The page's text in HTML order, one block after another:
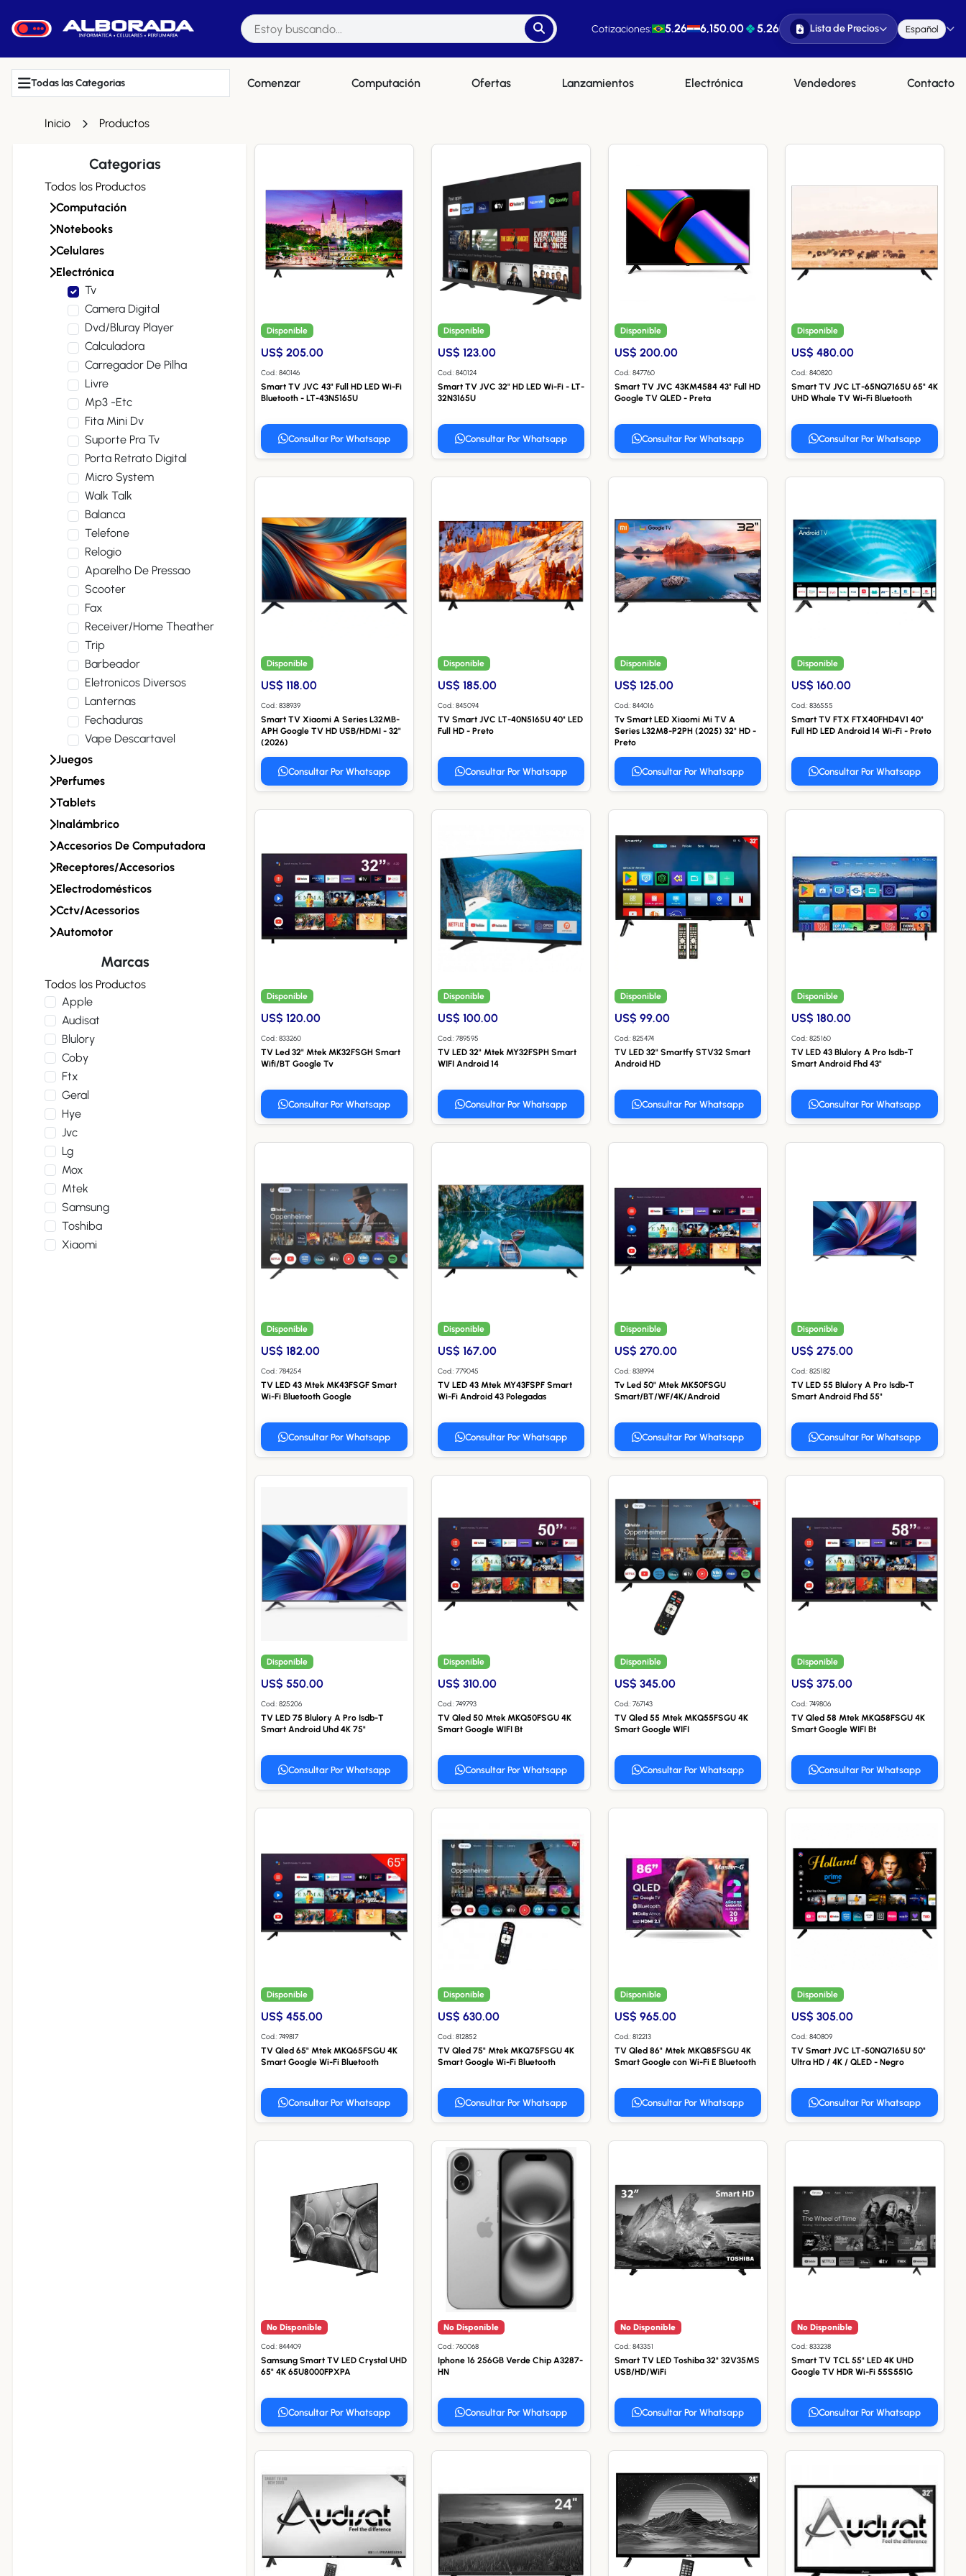
Cotizaciones: 5.26 6,150.00 5.26 Lista de Precios Español
Todas las Categorias Comenzar Computación Ofertas Lanzamientos Electrónica Vendedores Contacto
Inicio Productos
Categorias
Todos los Productos
Computación
Notebooks
Celulares
Electrónica
Tv
Camera Digital
Dvd/bluray Player
Calculadora
Carregador De Pilha
Livre
Mp3 -etc
Fita Mini Dv
Suporte Pra Tv
Porta Retrato Digital
Micro System
Walk Talk
Balanca
Telefone
Relogio
Aparelho De Pressao
Scooter
Fax
Receiver/home Theather
Trip
Barbeador
Eletronicos Diversos
Lanternas
Fechaduras
Vape Descartavel
Juegos
Perfumes
Tablets
Inalámbrico
Accesorios De Computadora
Receptores/accesorios
Electrodomésticos
Cctv/acessorios
Automotor
Marcas
Todos los Productos
Apple
Audisat
Blulory
Coby
Ftx
Geral
Hye
Jvc
Lg
Mox
Mtek
Samsung
Toshiba
Xiaomi
Disponible
US$ 205.00
Cod.: 840146
Smart TV JVC 43" Full HD LED Wi-Fi
Bluetooth - LT-43N5165U
Consultar Por Whatsapp
Disponible
US$ 123.00
Cod.: 840124
Smart TV JVC 32" HD LED Wi-Fi - LT-
32N3165U
Consultar Por Whatsapp
Disponible
US$ 200.00
Cod.: 847760
Smart TV JVC 43KM4584 43" Full HD
Google TV QLED - Preta
Consultar Por Whatsapp
Disponible
US$ 480.00
Cod.: 840820
Smart TV JVC LT-65NQ7165U 65" 4K
UHD Whale TV Wi-Fi Bluetooth
Consultar Por Whatsapp
Disponible
US$ 118.00
Cod.: 838939
Smart TV Xiaomi A Series L32MB-
APH Google TV HD USB/HDMI - 32"
(2026)
Consultar Por Whatsapp
Disponible
US$ 185.00
Cod.: 845094
TV Smart JVC LT-40N5165U 40" LED
Full HD - Preto
Consultar Por Whatsapp
Disponible
US$ 125.00
Cod.: 844016
Tv Smart LED Xiaomi Mi TV A
Series L32M8-P2PH (2025) 32" HD -
Preto
Consultar Por Whatsapp
Disponible
US$ 160.00
Cod.: 836555
Smart TV FTX FTX40FHD4V1 40"
Full HD LED Android 14 Wi-Fi - Preto
Consultar Por Whatsapp
Disponible
US$ 120.00
Cod.: 833260
TV Led 32" Mtek MK32FSGH Smart
Wifi/BT Google Tv
Consultar Por Whatsapp
Disponible
US$ 100.00
Cod.: 789595
TV LED 32" Mtek MY32FSPH Smart
WIFI Android 14
Consultar Por Whatsapp
Disponible
US$ 99.00
Cod.: 825474
TV LED 32" Smartfy STV32 Smart
Android HD
Consultar Por Whatsapp
Disponible
US$ 180.00
Cod.: 825160
TV LED 43 Blulory A Pro Isdb-T
Smart Android Fhd 43"
Consultar Por Whatsapp
Disponible
US$ 182.00
Cod.: 784254
TV LED 43 Mtek MK43FSGF Smart
Wi-Fi Bluetooth Google
Consultar Por Whatsapp
Disponible
US$ 167.00
Cod.: 779045
TV LED 43 Mtek MY43FSPF Smart
Wi-Fi Android 43 Polegadas
Consultar Por Whatsapp
Disponible
US$ 270.00
Cod.: 838994
Tv Led 50" Mtek MK50FSGU
Smart/BT/WF/4K/Android
Consultar Por Whatsapp
Disponible
US$ 275.00
Cod.: 825182
TV LED 55 Blulory A Pro Isdb-T
Smart Android Fhd 55"
Consultar Por Whatsapp
Disponible
US$ 550.00
Cod.: 825206
TV LED 75 Blulory A Pro Isdb-T
Smart Android Uhd 4K 75"
Consultar Por Whatsapp
Disponible
US$ 310.00
Cod.: 749793
TV Qled 50 Mtek MKQ50FSGU 4K
Smart Google WIFI Bt
Consultar Por Whatsapp
Disponible
US$ 345.00
Cod.: 767143
TV Qled 55 Mtek MKQ55FSGU 4K
Smart Google WIFI
Consultar Por Whatsapp
Disponible
US$ 375.00
Cod.: 749806
TV Qled 58 Mtek MKQ58FSGU 4K
Smart Google WIFI Bt
Consultar Por Whatsapp
Disponible
US$ 455.00
Cod.: 749817
TV Qled 65" Mtek MKQ65FSGU 4K
Smart Google Wi-Fi Bluetooth
Consultar Por Whatsapp
Disponible
US$ 630.00
Cod.: 812852
TV Qled 75" Mtek MKQ75FSGU 4K
Smart Google Wi-Fi Bluetooth
Consultar Por Whatsapp
Disponible
US$ 965.00
Cod.: 812213
TV Qled 86" Mtek MKQ85FSGU 4K
Smart Google con Wi-Fi E Bluetooth
Consultar Por Whatsapp
Disponible
US$ 305.00
Cod.: 840809
TV Smart JVC LT-50NQ7165U 50"
Ultra HD / 4K / QLED - Negro
Consultar Por Whatsapp
No Disponible
Cod.: 844409
Samsung Smart TV LED Crystal UHD
65" 4K 65U8000FPXPA
Consultar Por Whatsapp
No Disponible
Cod.: 760068
Iphone 16 256GB Verde Chip A3287-
HN
Consultar Por Whatsapp
No Disponible
Cod.: 843351
Smart TV LED Toshiba 32" 32V35MS
USB/HD/WiFi
Consultar Por Whatsapp
No Disponible
Cod.: 833238
Smart TV TCL 55" LED 4K UHD
Google TV HDR Wi-Fi 55S551G
Consultar Por Whatsapp